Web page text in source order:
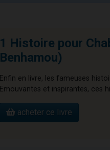
1 Histoire pour
Benhamou)
Enfin en livre, les fameuses
Emouvantes et inspirantes, ces
acheter ce livre